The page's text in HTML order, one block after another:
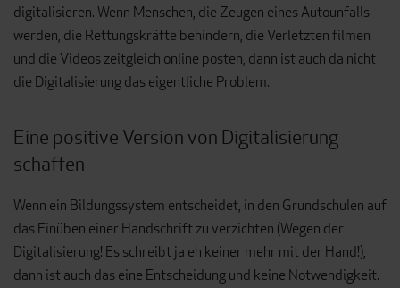
digitalisieren. Wenn Menschen, die Zeugen eines Autounfalls
werden, die Rettungskräfte behindern, die Verletzten filmen
und die Videos zeitgleich online posten, dann ist auch da nicht
die Digitalisierung das eigentliche Problem.
Eine positive Version von Digitalisierung
schaffen
Wenn ein Bildungssystem entscheidet, in den Grundschulen auf
das Einüben einer Handschrift zu verzichten (Wegen der
Digitalisierung! Es schreibt ja eh keiner mehr mit der Hand!),
dann ist auch das eine Entscheidung und keine Notwendigkeit.